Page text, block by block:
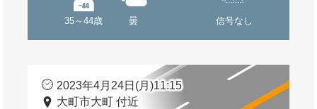
35～44歳 曇 信号なし
2023年4月24日(月)11:15
大町市大町 付近